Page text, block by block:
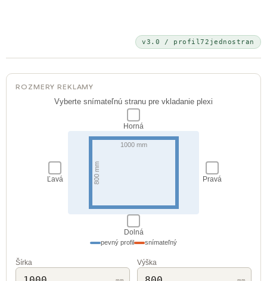
v3.0 / profil72jednostran
ROZMERY REKLAMY
Vyberte snímateľnú stranu pre vkladanie plexi
Horná
Ľavá
1000 mm
800 mm Pravá
Dolná
pevný profil snímateľný
Šírka Výška